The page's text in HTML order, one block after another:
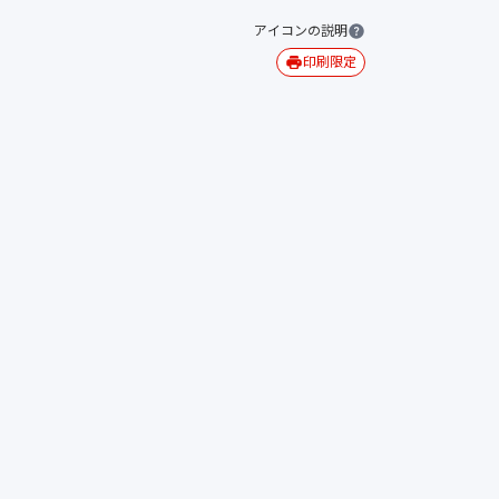
アイコンの説明
印刷限定